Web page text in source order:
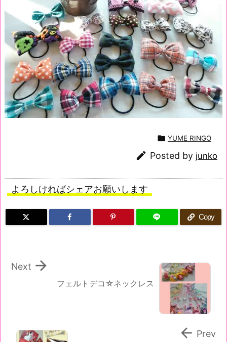
 YUME RINGO
 Posted by junko
よろしければシェアお願いします
Copy
フェルトデコ☆ネックレス

Next
 Prev